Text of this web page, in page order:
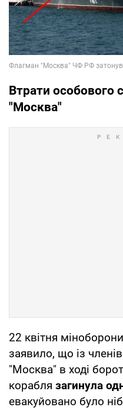
Втрати особового
"Москва"
22 квітня
заявило, що із
"Москва" в ході
корабля загинула
евакуйовано було